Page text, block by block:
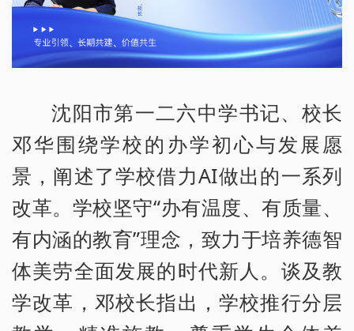
沈阳市第一二六中学书记、校长
邓华围绕学校的办学初心与发展愿
景，阐述了学校借力AI做出的一系列
改革。学校坚守“办有温度、有质量、
有内涵的教育”理念，致力于培养德智
体美劳全面发展的时代新人。谈及教
学改革，邓校长指出，学校推行分层